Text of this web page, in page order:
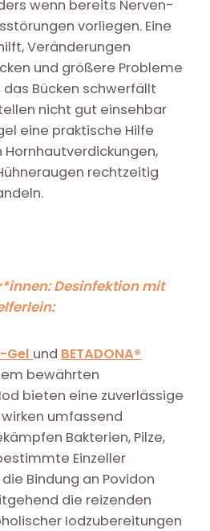
wenn bereits Nerven-
vorliegen. Eine
Veränderungen
und größere Probleme
das Bücken schwerfällt
nicht gut einsehbar
eine praktische Hilfe
Hornhautverdickungen,
rechtzeitig
Desinfektion mit
Gel und BETADONA®
bewährten
bieten eine zuverlässige
umfassend
Bakterien, Pilze,
Einzeller
Bindung an Povidon
die reizenden
Iodzubereitungen